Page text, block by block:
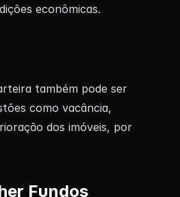
econômicas.
também pode ser
como vacância,
dos imóveis, por
Fundos